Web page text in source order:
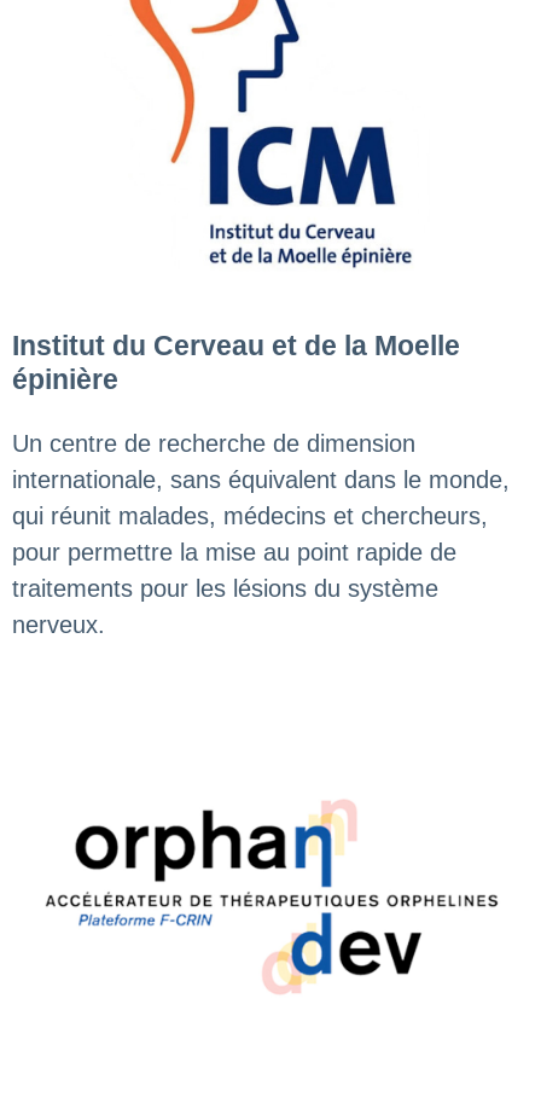
Institut du Cerveau et de la Moelle
épinière
Un centre de recherche de dimension
internationale, sans équivalent dans le monde,
qui réunit malades, médecins et chercheurs,
pour permettre la mise au point rapide de
traitements pour les lésions du système
nerveux.